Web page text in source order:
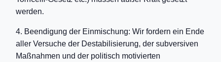
werden.
4. Beendigung der Einmischung: Wir fordern ein Ende
aller Versuche der Destabilisierung, der subversiven
Maßnahmen und der politisch motivierten